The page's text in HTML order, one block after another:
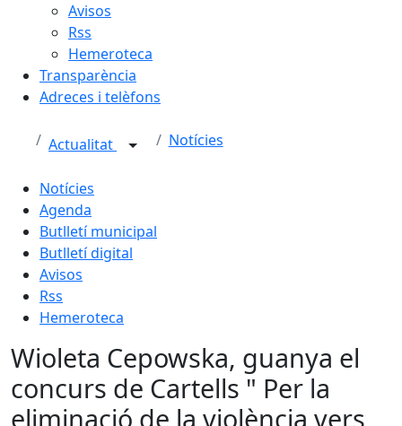
Avisos
Rss
Hemeroteca
Transparència
Adreces i telèfons
Actualitat Notícies
Notícies
Agenda
Butlletí municipal
Butlletí digital
Avisos
Rss
Hemeroteca
Wioleta Cepowska, guanya el
concurs de Cartells " Per la
eliminació de la violència vers